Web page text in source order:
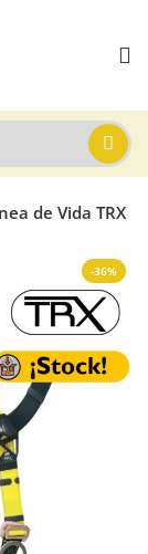
de Vida TRX
-36%